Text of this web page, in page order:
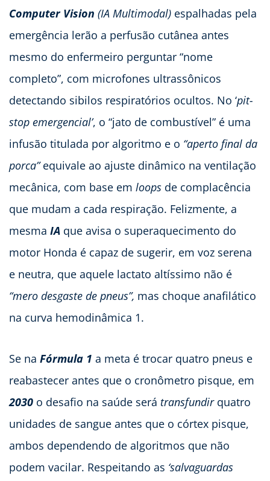
Computer Vision (IA Multimodal) espalhadas pela
emergência lerão a perfusão cutânea antes
mesmo do enfermeiro perguntar “nome
completo”, com microfones ultrassônicos
detectando sibilos respiratórios ocultos. No ‘pit-
stop emergencial’, o “jato de combustível” é uma
infusão titulada por algoritmo e o “aperto final da
porca”equivale ao ajuste dinâmico na ventilação
mecânica, com base em loops de complacência
que mudam a cada respiração. Felizmente, a
mesma IA que avisa o superaquecimento do
motor Honda é capaz de sugerir, em voz serena
e neutra, que aquele lactato altíssimo não é
“mero desgaste de pneus”, mas choque anafilático
na curva hemodinâmica 1.
Se na Fórmula 1 a meta é trocar quatro pneus e
reabastecer antes que o cronômetro pisque, em
2030 o desafio na saúde será transfundirquatro
unidades de sangue antes que o córtex pisque,
ambos dependendo de algoritmos que não
podem vacilar. Respeitando as ‘salvaguardas